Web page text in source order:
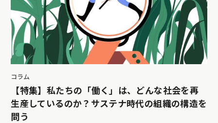
コラム
【特集】私たちの「働く」は、どんな社会を再
生産しているのか？サステナ時代の組織の構造を
問う